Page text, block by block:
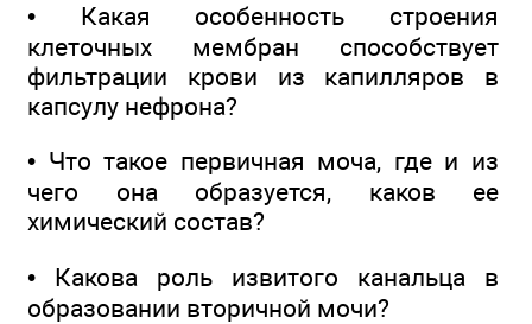
• Какая особенность строения
клеточных мембран способствует
фильтрации крови из капилляров в
капсулу нефрона?
• Что такое первичная моча, где и из
чего она образуется, каков ее
химический состав?
• Какова роль извитого канальца в
образовании вторичной мочи?